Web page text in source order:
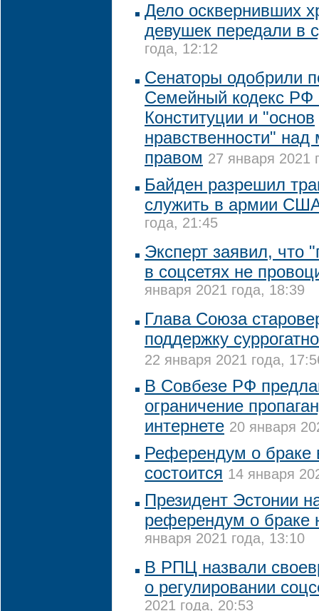
Дело осквернивших
девушек передали в
года, 12:12
Сенаторы одобрили
Семейный кодекс РФ
Конституции и "основ
нравственности"
правом 27 января 2021
Байден разрешил
служить в армии
года, 21:45
Эксперт заявил, что
в соцсетях не
января 2021 года, 18:39
Глава Союза
поддержку
22 января 2021 года,
В Совбезе РФ
ограничение
интернете 20 января
Референдум о браке
состоится 14 января
Президент Эстонии
референдум о браке
января 2021 года, 13:10
В РПЦ назвали
о регулировании
2021 года, 20:53